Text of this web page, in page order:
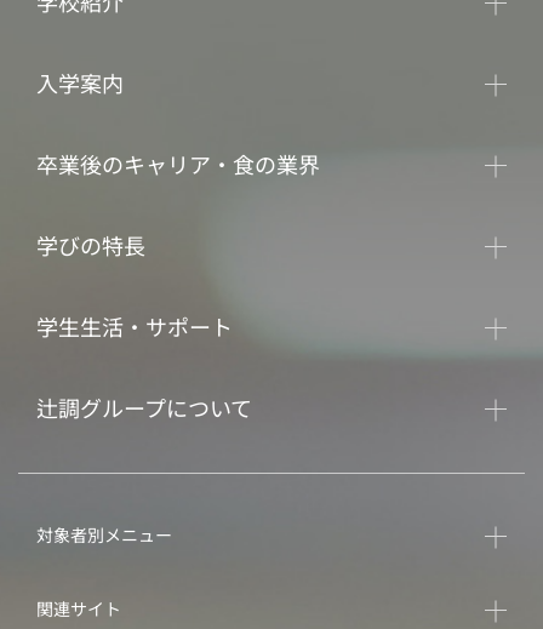
入学案内
卒業後のキャリア・食の業界
学びの特長
学生生活・サポート
辻調グループについて
対象者別メニュー
関連サイト